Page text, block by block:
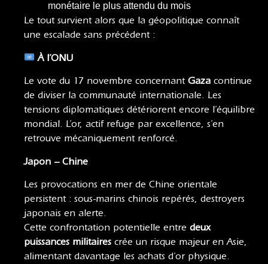
monétaire le plus attendu du mois
Le tout survient alors que la géopolitique connaît
une escalade sans précédent :
À l’ONU
Le vote du 17 novembre concernant Gaza continue
de diviser la communauté internationale. Les
tensions diplomatiques détériorent encore l’équilibre
mondial. L’or, actif refuge par excellence, s’en
retrouve mécaniquement renforcé.
Japon – Chine
Les provocations en mer de Chine orientale
persistent : sous-marins chinois repérés, destroyers
japonais en alerte.
Cette confrontation potentielle entre deux
puissances militaires crée un risque majeur en Asie,
alimentant davantage les achats d’or physique.